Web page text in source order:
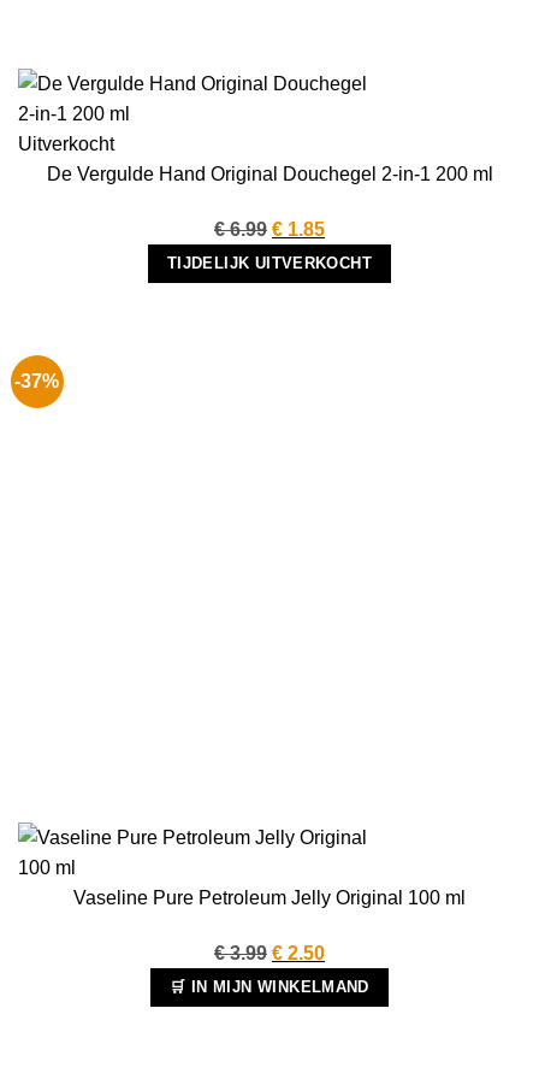
Uitverkocht
De Vergulde Hand Original Douchegel 2-in-1 200 ml
€6.99 Oorspronkelijke
prijs
was:
€ 1.85Huidige
prijs
is:
TIJDELIJK UITVERKOCHT
-37%
Vaseline Pure Petroleum Jelly Original 100 ml
€3.99 Oorspronkelijke
prijs
was:
€ 2.50Huidige
prijs
is:
🛒 IN MIJN WINKELMAND